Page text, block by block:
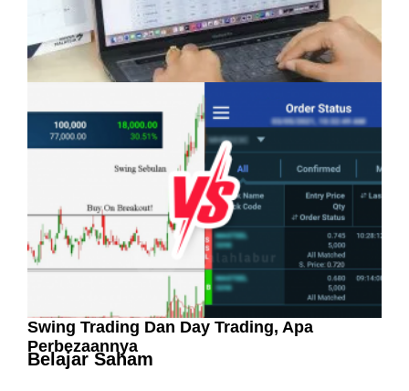
Pelaburan Saham Bukan Untuk Mereka Yang
Suka ‘Stress’
Swing Trading Dan Day Trading, Apa
Perbezaannya
Belajar Saham